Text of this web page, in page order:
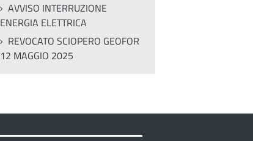
AVVISO INTERRUZIONE
ENERGIA ELETTRICA
REVOCATO SCIOPERO GEOFOR
12 MAGGIO 2025